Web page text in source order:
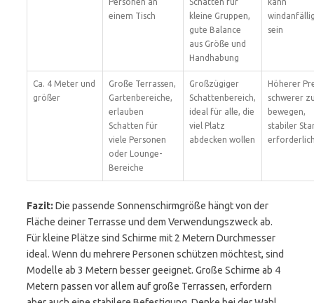
einem Tisch
kleine Gruppen,
gute Balance
aus Größe und
Handhabung
sein
Ca. 4 Meter und
größer
Große Terrassen,
Gartenbereiche,
erlauben
Schatten für
viele Personen
oder Lounge-
Bereiche
Großzügiger
Schattenbereich,
ideal für alle, die
viel Platz
abdecken wollen
Höherer
schwerer
bewegen,
stabiler
Fazit: Die passende Sonnenschirmgröße hängt von der
Fläche deiner Terrasse und dem Verwendungszweck ab.
Für kleine Plätze sind Schirme mit 2 Metern Durchmesser
ideal. Wenn du mehrere Personen schützen möchtest, sind
Modelle ab 3 Metern besser geeignet. Große Schirme ab 4
Metern passen vor allem auf große Terrassen, erfordern